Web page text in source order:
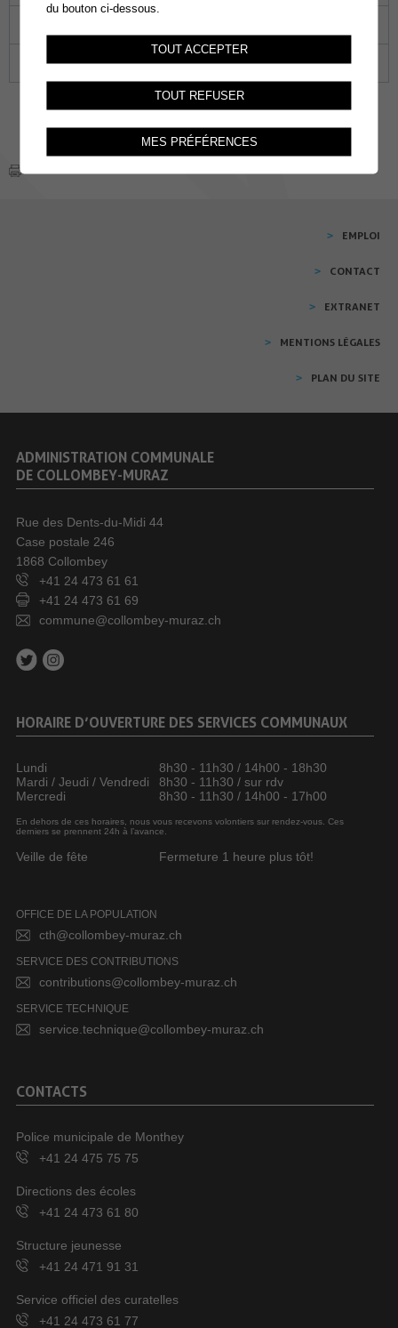
26 27 28 29 30
EMPLOI
CONTACT
EXTRANET
MENTIONS LÉGALES
PLAN DU SITE
ADMINISTRATION COMMUNALE
DE COLLOMBEY-MURAZ
Rue des Dents-du-Midi 44
Case postale 246
1868 Collombey
+41 24 473 61 61
+41 24 473 61 69
commune@collombey-muraz.ch
HORAIRE D’OUVERTURE DES SERVICES COMMUNAUX
Lundi
8h30 - 11h30 / 14h00 - 18h30
Mardi / Jeudi / Vendredi
8h30 - 11h30 / sur rdv
Mercredi
8h30 - 11h30 / 14h00 - 17h00
En dehors de ces horaires, nous vous recevons volontiers sur rendez-vous. Ces
derniers se prennent 24h à l’avance.
Veille de fête Fermeture 1 heure plus tôt!
OFFICE DE LA POPULATION
cth@collombey-muraz.ch
SERVICE DES CONTRIBUTIONS
contributions@collombey-muraz.ch
SERVICE TECHNIQUE
service.technique@collombey-muraz.ch
CONTACTS
Police municipale de Monthey
+41 24 475 75 75
Directions des écoles
+41 24 473 61 80
Structure jeunesse
+41 24 471 91 31
Service officiel des curatelles
+41 24 473 61 77
du bouton ci-dessous.
TOUT ACCEPTER
TOUT REFUSER
MES PRÉFÉRENCES